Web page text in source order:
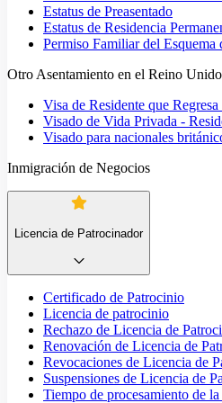
Estatus de Preasentado
Estatus de Residencia
Permiso Familiar del Esquema
Otro Asentamiento en el Reino Unido
Visa de Residente que
Visado de Vida Privada -
Visado para nacionales
Inmigración de Negocios
Licencia de Patrocinador
Certificado de Patrocinio
Licencia de patrocinio
Rechazo de Licencia de
Renovación de Licencia de
Revocaciones de Licencia de
Suspensiones de Licencia de
Tiempo de procesamiento de